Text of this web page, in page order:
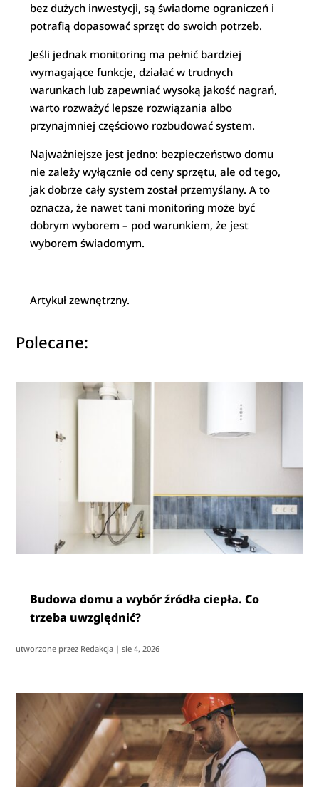
bez dużych inwestycji, są świadome ograniczeń i
potrafią dopasować sprzęt do swoich potrzeb.
Jeśli jednak monitoring ma pełnić bardziej
wymagające funkcje, działać w trudnych
warunkach lub zapewniać wysoką jakość nagrań,
warto rozważyć lepsze rozwiązania albo
przynajmniej częściowo rozbudować system.
Najważniejsze jest jedno: bezpieczeństwo domu
nie zależy wyłącznie od ceny sprzętu, ale od tego,
jak dobrze cały system został przemyślany. A to
oznacza, że nawet tani monitoring może być
dobrym wyborem – pod warunkiem, że jest
wyborem świadomym.
Artykuł zewnętrzny.
Polecane:
Budowa domu a wybór źródła ciepła. Co
trzeba uwzględnić?
utworzone przez Redakcja |sie 4, 2026